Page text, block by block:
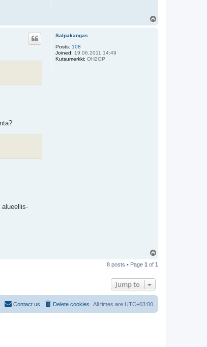
Salpakangas
Posts: 108
Joined: 19.06.2011 14:49
Kutsumerkki: OH2OP
p
8 posts • Page 1 of 1
Jump to
All times are UTC+03:00
Delete cookies
Contact us